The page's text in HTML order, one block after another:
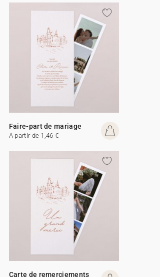
Faire-part de mariage
A partir de 1,46 €
Carte de remerciements